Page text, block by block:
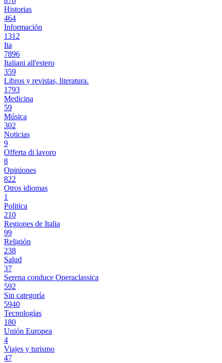
Historias
464
Información
1312
Ita
7896
Italiani all'estero
359
Libros y revistas, literatura.
1793
Medicina
59
Música
302
Noticias
9
Offerta di lavoro
8
Opiniones
822
Otros idiomas
1
Politica
210
Regiones de Italia
99
Religión
238
Salud
37
Serena conduce Operaclassica
592
Sin categoría
5940
Tecnologías
180
Unión Europea
4
Viajes y turismo
47